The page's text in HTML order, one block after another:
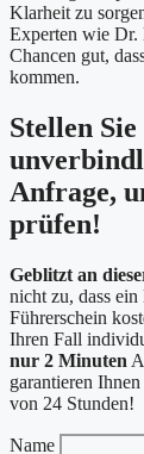
Klarheit zu
Experten wie Dr.
Chancen gut,
kommen.
Stellen
Anfrage,
prüfen!
Geblitzt an
nicht zu, dass ein
Führerschein
Ihren Fall
nur 2 Minuten
garantieren
von 24 Stunden!
Name